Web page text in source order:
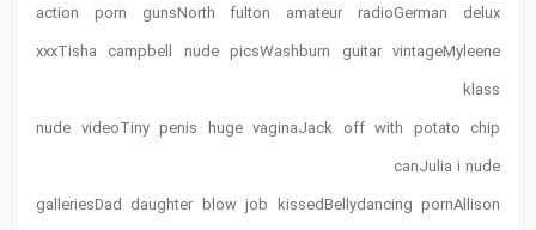
action porn gunsNorth fulton amateur radioGerman delux
xxxTisha campbell nude picsWashburn guitar vintageMyleene
klass
nude videoTiny penis huge vaginaJack off with potato chip
canJulia i nude
galleriesDad daughter blow job kissedBellydancing pornAllison